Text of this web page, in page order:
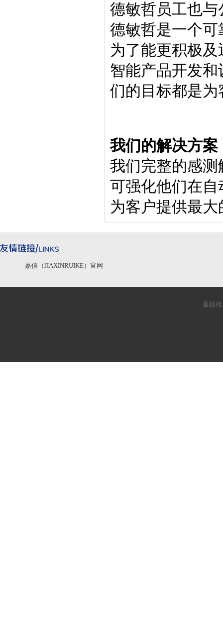
德敏哲员工也
德敏哲是一个
为了能更积极
智能产品开发
们的目标都是
我们的解决方案
我们完整的感
可强化他们在
为客户提供最
嘉信（JIAXINRUIKE）官网
嘉信